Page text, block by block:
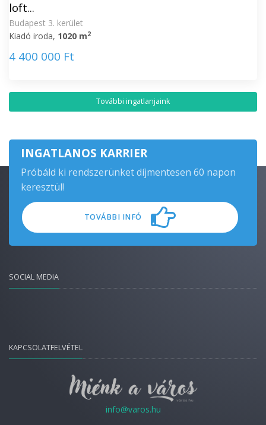
loft...
Budapest 3. kerület
Kiadó iroda, 1020 m2
4 400 000 Ft
További ingatlanjaink
INGATLANOS KARRIER
Próbáld ki rendszerünket díjmentesen 60 napon
keresztül!
TOVÁBBI INFÓ
SOCIAL MEDIA
KAPCSOLATFELVÉTEL
info@varos.hu